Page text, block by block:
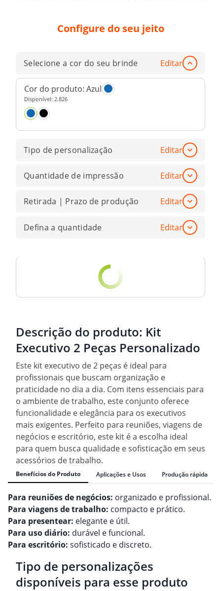
Configure do seu jeito
Selecione a cor do seu brinde Editar
Cor do produto: Azul
Disponível: 2.826
Tipo de personalização Editar
Quantidade de impressão Editar
Retirada | Prazo de produção Editar
Defina a quantidade Editar
Descrição do produto: Kit
Executivo 2 Peças Personalizado
Este kit executivo de 2 peças é ideal para
profissionais que buscam organização e
praticidade no dia a dia. Com itens essenciais para
o ambiente de trabalho, este conjunto oferece
funcionalidade e elegância para os executivos
mais exigentes. Perfeito para reuniões, viagens de
negócios e escritório, este kit é a escolha ideal
para quem busca qualidade e sofisticação em seus
acessórios de trabalho.
Benefícios do Produto Aplicações e Usos Produção rápida
Para reuniões de negócios: organizado e profissional.
Para viagens de trabalho: compacto e prático.
Para presentear: elegante e útil.
Para uso diário: durável e funcional.
Para escritório: sofisticado e discreto.
Tipo de personalizações
disponíveis para esse produto